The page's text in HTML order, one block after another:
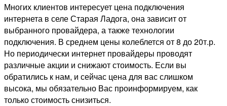
Многих клиентов интересует цена подключения
интернета в селе Старая Ладога, она зависит от
выбранного провайдера, а также технологии
подключения. В среднем цены колеблется от 8 до 20т.р.
Но периодически интернет провайдеры проводят
различные акции и снижают стоимость. Если вы
обратились к нам, и сейчас цена для вас слишком
высока, мы обязательно Вас проинформируем, как
только стоимость снизиться.